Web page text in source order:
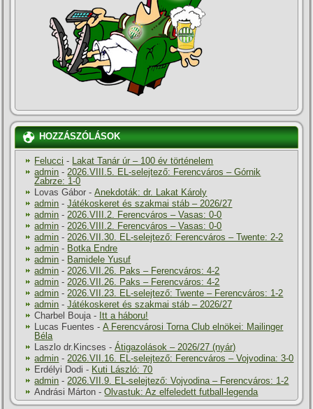
HOZZÁSZÓLÁSOK
Felucci - Lakat Tanár úr – 100 év történelem
admin -2026.VIII.5. EL-selejtező: Ferencváros – Górnik
Zabrze: 1-0
Lovas Gábor -Anekdoták: dr. Lakat Károly
admin -Játékoskeret és szakmai stáb – 2026/27
admin -2026.VIII.2. Ferencváros – Vasas: 0-0
admin -2026.VIII.2. Ferencváros – Vasas: 0-0
admin -2026.VII.30. EL-selejtező: Ferencváros – Twente: 2-2
admin - Botka Endre
admin - Bamidele Yusuf
admin -2026.VII.26. Paks – Ferencváros: 4-2
admin -2026.VII.26. Paks – Ferencváros: 4-2
admin -2026.VII.23. EL-selejtező: Twente – Ferencváros: 1-2
admin -Játékoskeret és szakmai stáb – 2026/27
Charbel Bouja- Itt a háboru!
Lucas Fuentes -A Ferencvárosi Torna Club elnökei: Mailinger
Béla
Laszlo dr.Kincses -Átigazolások – 2026/27 (nyár)
admin -2026.VII.16. EL-selejtező: Ferencváros – Vojvodina: 3-0
Erdélyi Dodi - Kuti László: 70
admin -2026.VII.9. EL-selejtező: Vojvodina – Ferencváros: 1-2
Andrási Márton -Olvastuk: Az elfeledett futball-legenda